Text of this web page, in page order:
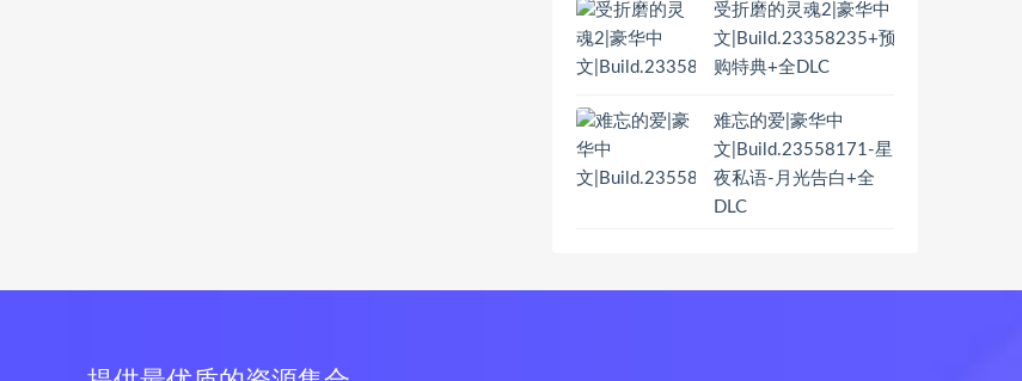
受折磨的灵魂2|豪华中
文|Build.23358235+预
购特典+全DLC
难忘的爱|豪华中
文|Build.23558171-星
夜私语-月光告白+全
DLC